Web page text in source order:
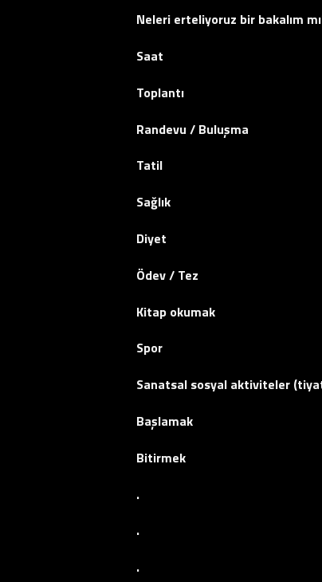
Neleri erteliyoruz bir bakalım
Saat
Toplantı
Randevu / Buluşma
Tatil
Sağlık
Diyet
Ödev / Tez
Kitap okumak
Spor
Sanatsal sosyal aktiviteler
Başlamak
Bitirmek
.
.
.